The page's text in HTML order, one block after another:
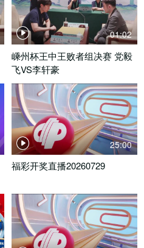
01:02
嵊州杯王中王败者组决赛 党毅
飞VS李轩豪
25:00
福彩开奖直播20260729